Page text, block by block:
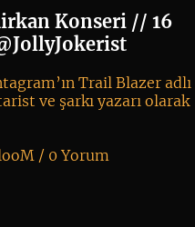
Konseri // 16
Trail Blazer adlı
ve şarkı yazarı olarak
/ 0 Yorum